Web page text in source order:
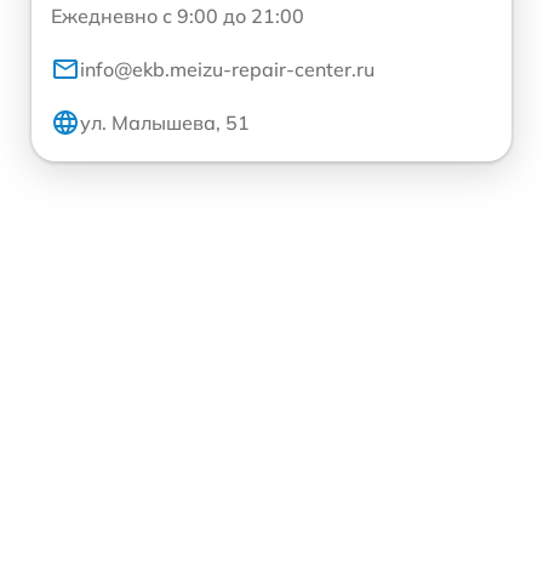
Ежедневно с 9:00 до 21:00
info@ekb.meizu-repair-center.ru
ул. Малышева, 51